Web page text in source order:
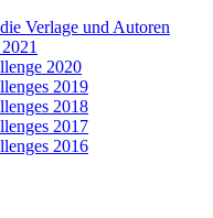
Verlage und Autoren
2020
2019
2018
2017
2016